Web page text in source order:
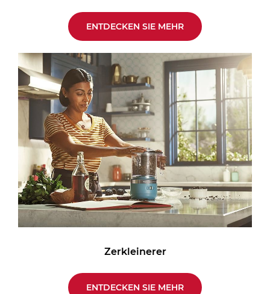
ENTDECKEN SIE MEHR
Zerkleinerer
ENTDECKEN SIE MEHR